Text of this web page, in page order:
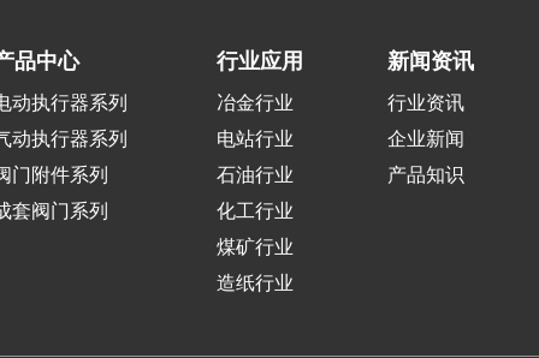
品中心
动执行器系列
动执行器系列
门附件系列
套阀门系列
行业应用
冶金行业
电站行业
石油行业
化工行业
煤矿行业
造纸行业
新闻资讯
行业资讯
企业新闻
产品知识